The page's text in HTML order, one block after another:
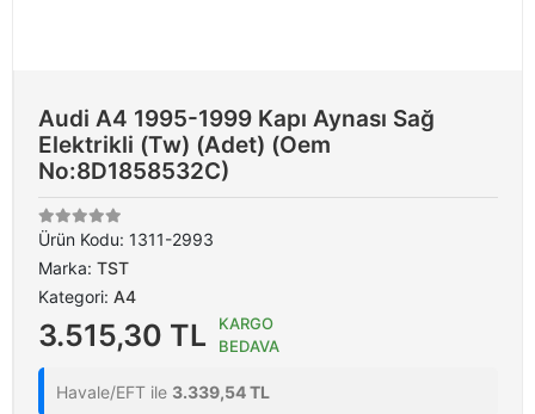
Audi A4 1995-1999 Kapı Aynası Sağ
Elektrikli (Tw) (Adet) (Oem
No:8D1858532C)
Ürün Kodu: 1311-2993
Marka: TST
Kategori: A4
3.515,30 TL
KARGO
BEDAVA
Havale/EFT ile 3.339,54 TL